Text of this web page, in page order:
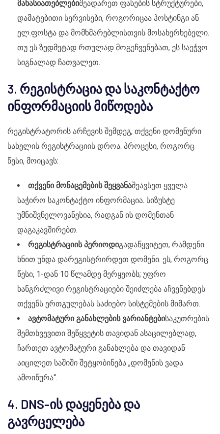
მახასიათებლებიშეადარეთ ფასების სტრუქტურები,
დამატებითი სერვისები, როგორიცაა ჰოსტინგი ან
ელ.ფოსტა და მომხმარებლისთვის მოსახერხებელი.
თუ ეს ზედმეტად რთულად მოგეჩვენებათ, ეს საეჭვო
სიგნალად ჩათვალეთ.
3. რეგისტრაცია და საკონტაქტო
ინფორმაციის მიწოდება
რეგისტრატორის არჩევის შემდეგ, თქვენი დომენური
სახელის რეგისტრაციის დროა. პროცესი, როგორც
წესი, მოიცავს:
თქვენი მონაცემების შეყვანაშეავსეთ ყველა
საჭირო საკონტაქტო ინფორმაცია. სიზუსტე
უმნიშვნელოვანესია, რადგან ის დომენთან
დაგაკავშირებთ.
რეგისტრაციის პერიოდიგადაწყვიტეთ, რამდენი
ხნით უნდა დარეგისტრირდეთ დომენი. ეს, როგორც
წესი, 1-დან 10 წლამდე მერყეობს; უფრო
ხანგრძლივი რეგისტრაციები შეიძლება აჩვენებდეს
თქვენს ერთგულებას საძიებო სისტემების მიმართ.
ავტომატური განახლების ვარიანტებისაკუთრების
შემთხვევითი შეწყვეტის თავიდან ასაცილებლად,
ჩართეთ ავტომატური განახლება და თავიდან
აიცილეთ საშიში შეტყობინება „დომენის ვადა
ამოიწურა“.
4. DNS-ის დაყენება და
გავრცელება